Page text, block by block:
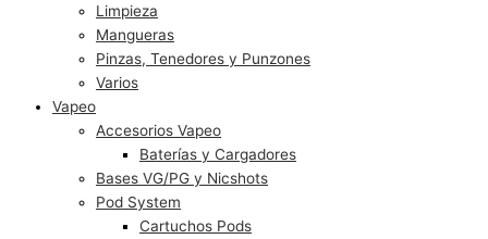
Limpieza
Mangueras
Pinzas, Tenedores y Punzones
Varios
Vapeo
Accesorios Vapeo
Baterías y Cargadores
Bases VG/PG y Nicshots
Pod System
Cartuchos Pods